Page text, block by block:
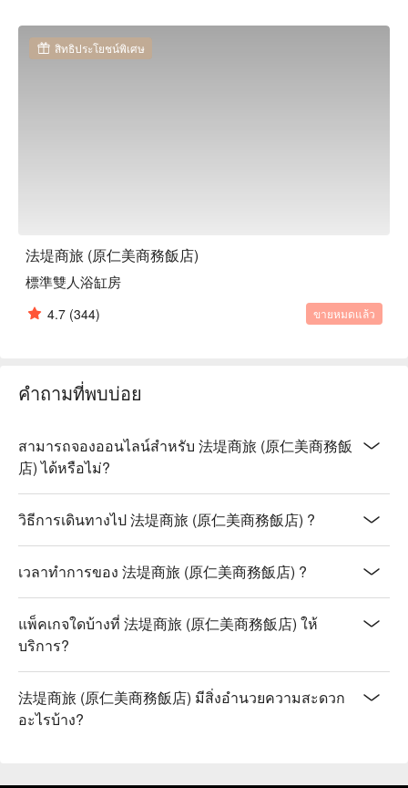
สิทธิประโยชน์พิเศษ
法堤商旅 (原仁美商務飯店)
標準雙人浴缸房
4.7 (344) ขายหมดแล้ว
คำถามที่พบบ่อย
สามารถจองออนไลน์สำหรับ 法堤商旅 (原仁美商務飯
店) ได้หรือไม่?
วิธีการเดินทางไป 法堤商旅 (原仁美商務飯店) ?
เวลาทำการของ 法堤商旅 (原仁美商務飯店) ?
แพ็คเกจใดบ้างที่ 法堤商旅 (原仁美商務飯店) ให้
บริการ?
法堤商旅 (原仁美商務飯店) มีสิ่งอำนวยความสะดวก
อะไรบ้าง?